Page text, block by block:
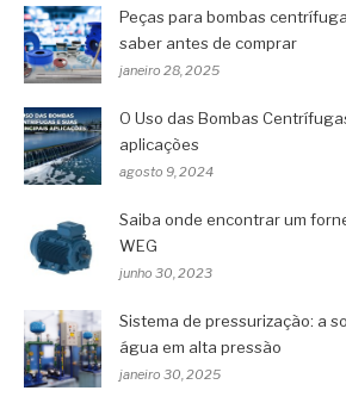
Peças para bombas
saber antes de comprar
janeiro 28, 2025
O Uso das Bombas
aplicações
agosto 9, 2024
Saiba onde encontrar um
WEG
junho 30, 2023
Sistema de pressurização: a
água em alta pressão
janeiro 30, 2025